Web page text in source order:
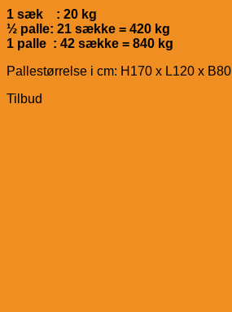
1 sæk : 20 kg
½ palle: 21 sække = 420 kg
1 palle : 42 sække = 840 kg
Pallestørrelse i cm: H170 x L120 x B80
Tilbud